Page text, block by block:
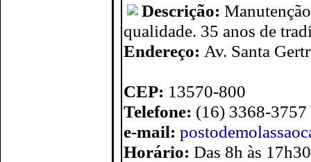
Descrição:
qualidade. 35 anos de
Endereço: Av. Santa
CEP: 13570-800
Telefone: (16) 3368-3757
e-mail:
Horário: Das 8h às 17h30